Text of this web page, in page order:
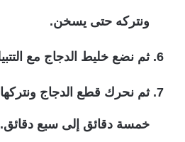
ونتركه حتى يسخن.
ثم نضع خليط الدجاج مع
ثم نحرك قطع الدجاج ونتركها
خمسة دقائق إلى سبع دقائق.